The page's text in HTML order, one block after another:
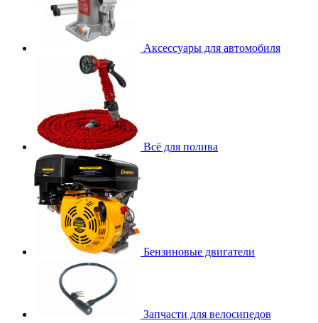
Аксессуары для автомобиля
Всё для полива
Бензиновые двигатели
Запчасти для велосипедов